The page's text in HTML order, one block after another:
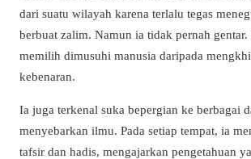
dari suatu wilayah karena terlalu tegas
berbuat zalim. Namun ia tidak pernah
memilih dimusuhi manusia daripada
kebenaran.
Ia juga terkenal suka bepergian ke berbagai
menyebarkan ilmu. Pada setiap tempat, ia
tafsir dan hadis, mengajarkan pengetahuan